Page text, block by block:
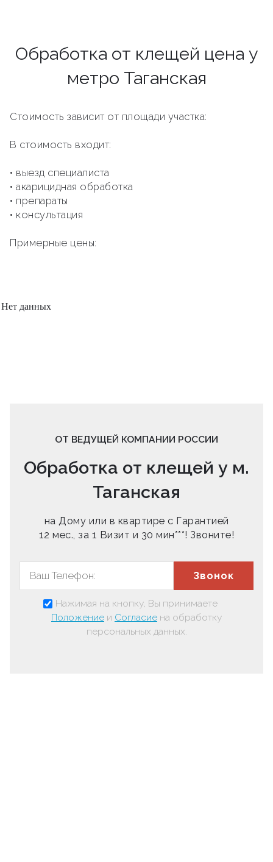
Обработка от клещей цена у
метро Таганская
Стоимость зависит от площади участка:
В стоимость входит:
• выезд специалиста
• акарицидная обработка
• препараты
• консультация
Примерные цены:
Нет данных
ОТ ВЕДУЩЕЙ КОМПАНИИ РОССИИ
Обработка от клещей у м.
Таганская
на Дому или в квартире с Гарантией
12 мес., за 1 Визит и 30 мин***! Звоните!
Звонок
Нажимая на кнопку, Вы принимаете
Положение и Согласие на обработку
персональных данных.